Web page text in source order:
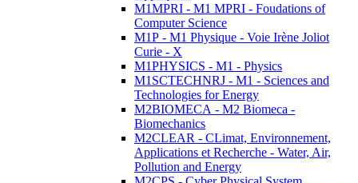
M1MPRI - M1 MPRI - Foudations of
Computer Science
M1P - M1 Physique - Voie Irène Joliot
Curie - X
M1PHYSICS - M1 - Physics
M1SCTECHNRJ - M1 - Sciences and
Technologies for Energy
M2BIOMECA - M2 Biomeca -
Biomechanics
M2CLEAR - CLimat, Environnement,
Applications et Recherche - Water, Air,
Pollution and Energy